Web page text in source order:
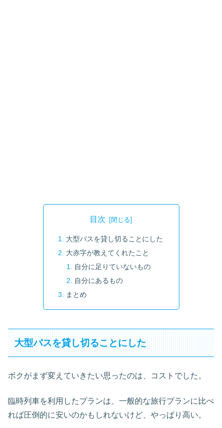
目次
大型バスを貸し切ることにした
大赤字が教えてくれたこと
自分に足りていないもの
自分にあるもの
まとめ
大型バスを貸し切ることにした
ボクがまず変えていきたい思ったのは、コストでした。
臨時列車を利用したプランは、一般的な旅行プランに比べ
れば圧倒的に安いのかもしれないけど、やっぱり高い。